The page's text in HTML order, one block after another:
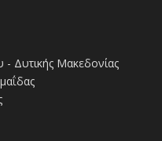
Δυτικής Μακεδονίας